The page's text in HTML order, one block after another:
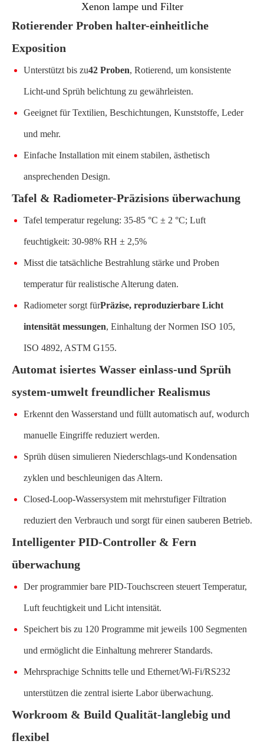
Xenon lampe und Filter
Rotierender Proben halter-einheitliche
Exposition
Unterstützt bis zu42 Proben, Rotierend, um konsistente
Licht-und Sprüh belichtung zu gewährleisten.
Geeignet für Textilien, Beschichtungen, Kunststoffe, Leder
und mehr.
Einfache Installation mit einem stabilen, ästhetisch
ansprechenden Design.
Tafel & Radiometer-Präzisions überwachung
Tafel temperatur regelung: 35-85 °C ± 2 °C; Luft
feuchtigkeit: 30-98% RH ± 2,5%
Misst die tatsächliche Bestrahlung stärke und Proben
temperatur für realistische Alterung daten.
Radiometer sorgt fürPräzise, reproduzierbare Licht
intensität messungen, Einhaltung der Normen ISO 105,
ISO 4892, ASTM G155.
Automat isiertes Wasser einlass-und Sprüh
system-umwelt freundlicher Realismus
Erkennt den Wasserstand und füllt automatisch auf, wodurch
manuelle Eingriffe reduziert werden.
Sprüh düsen simulieren Niederschlags-und Kondensation
zyklen und beschleunigen das Altern.
Closed-Loop-Wassersystem mit mehrstufiger Filtration
reduziert den Verbrauch und sorgt für einen sauberen Betrieb.
Intelligenter PID-Controller & Fern
überwachung
Der programmier bare PID-Touchscreen steuert Temperatur,
Luft feuchtigkeit und Licht intensität.
Speichert bis zu 120 Programme mit jeweils 100 Segmenten
und ermöglicht die Einhaltung mehrerer Standards.
Mehrsprachige Schnitts telle und Ethernet/Wi-Fi/RS232
unterstützen die zentral isierte Labor überwachung.
Workroom & Build Qualität-langlebig und
flexibel